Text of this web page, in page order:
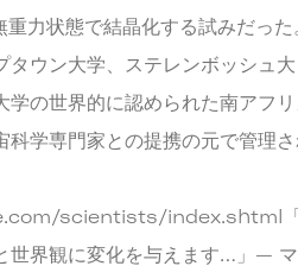
力状態で結晶化する試みだった
タウン大学、ステレンボッシュ大
学の世界的に認められた南アフ
科学専門家との提携の元で管理
scientists/index.shtml
世界観に変化を与えます…」—